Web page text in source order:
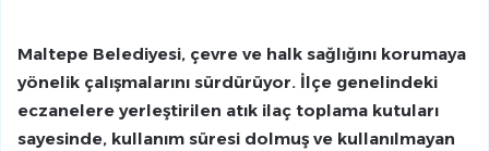
Maltepe Belediyesi, çevre ve halk sağlığını korumaya
yönelik çalışmalarını sürdürüyor. İlçe genelindeki
eczanelere yerleştirilen atık ilaç toplama kutuları
sayesinde, kullanım süresi dolmuş ve kullanılmayan